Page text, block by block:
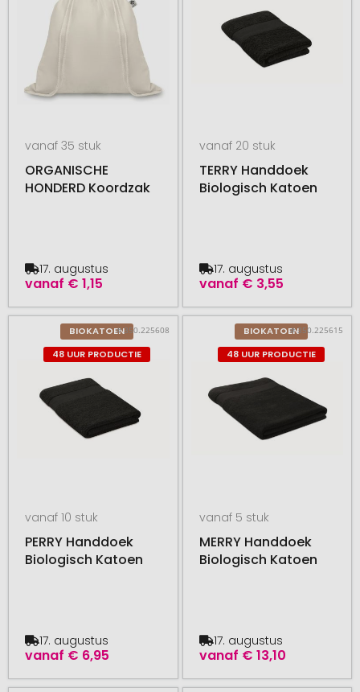
vanaf 35 stuk
ORGANISCHE
HONDERD Koordzak
vanaf € 1,15
17. augustus
vanaf 20 stuk
TERRY Handdoek
Biologisch Katoen
vanaf € 3,55
17. augustus
BIOKATOEN
48 UUR PRODUCTIE
# 350.225608
vanaf 10 stuk
PERRY Handdoek
Biologisch Katoen
vanaf € 6,95
17. augustus
BIOKATOEN
48 UUR PRODUCTIE
# 350.225615
vanaf 5 stuk
MERRY Handdoek
Biologisch Katoen
vanaf € 13,10
17. augustus